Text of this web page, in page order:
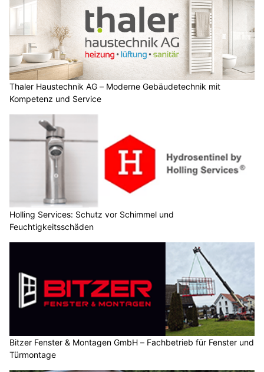
Thaler Haustechnik AG – Moderne Gebäudetechnik mit
Kompetenz und Service
Holling Services: Schutz vor Schimmel und
Feuchtigkeitsschäden
Bitzer Fenster & Montagen GmbH – Fachbetrieb für Fenster und
Türmontage